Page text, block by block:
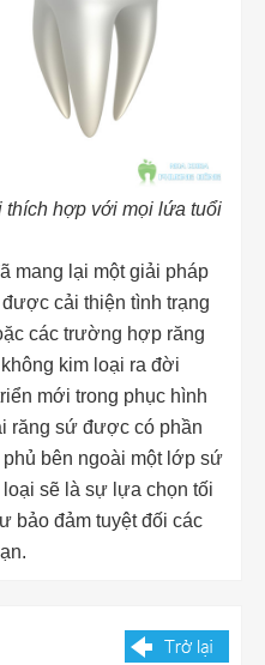
thích hợp với mọi lứa tuổi
mang lại một giải pháp
cải thiện tình trạng
các trường hợp răng
kim loại ra đời
mới trong phục hình
răng sứ được có phần
bên ngoài một lớp sứ
sẽ là sự lựa chọn tối
bảo đảm tuyệt đối các